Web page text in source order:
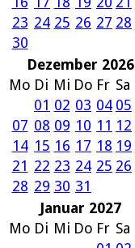
23 24 25 26 27 28
30
Dezember 2026
Mo Di Mi Do Fr Sa
01 02 03 04 05
07 08 09 10 11 12
14 15 16 17 18 19
21 22 23 24 25 26
28 29 30 31
Januar 2027
Mo Di Mi Do Fr Sa